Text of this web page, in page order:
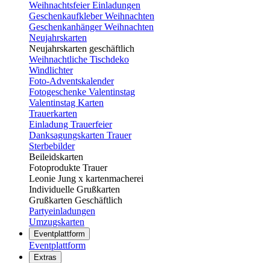
Weihnachtsfeier Einladungen
Geschenkaufkleber Weihnachten
Geschenkanhänger Weihnachten
Neujahrskarten
Neujahrskarten geschäftlich
Weihnachtliche Tischdeko
Windlichter
Foto-Adventskalender
Fotogeschenke Valentinstag
Valentinstag Karten
Trauerkarten
Einladung Trauerfeier
Danksagungskarten Trauer
Sterbebilder
Beileidskarten
Fotoprodukte Trauer
Leonie Jung x kartenmacherei
Individuelle Grußkarten
Grußkarten Geschäftlich
Partyeinladungen
Umzugskarten
Eventplattform
Eventplattform
Extras